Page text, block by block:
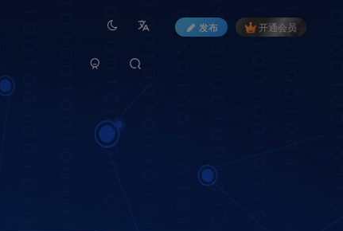
发布 开通会员